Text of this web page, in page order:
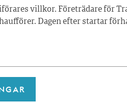
villkor. Företrädare för
Dagen efter startar